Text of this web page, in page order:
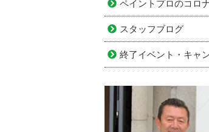
ペイントプロのコロ
スタッフブログ
終了イベント・キャ